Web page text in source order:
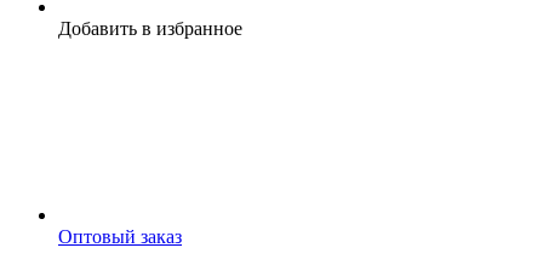
Добавить в избранное
Оптовый заказ